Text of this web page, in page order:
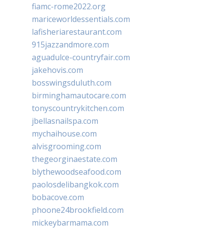
fiamc-rome2022.org
mariceworldessentials.com
lafisheriarestaurant.com
915jazzandmore.com
aguadulce-countryfair.com
jakehovis.com
bosswingsduluth.com
birminghamautocare.com
tonyscountrykitchen.com
jbellasnailspa.com
mychaihouse.com
alvisgrooming.com
thegeorginaestate.com
blythewoodseafood.com
paolosdelibangkok.com
bobacove.com
phoone24brookfield.com
mickeybarmama.com